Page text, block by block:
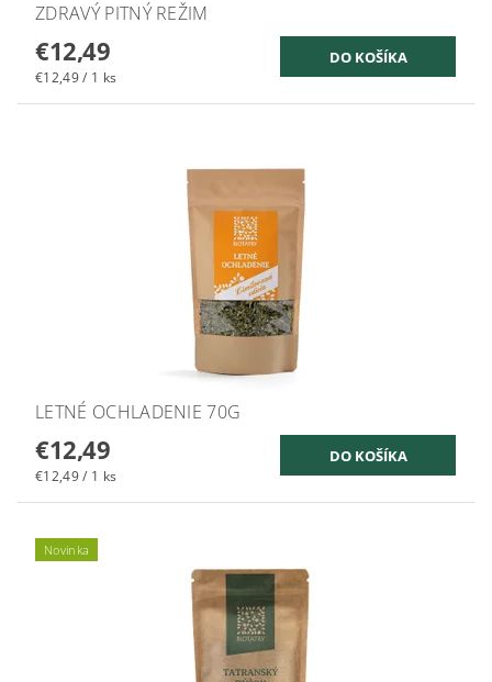
ZDRAVÝ PITNÝ REŽIM
€12,49
€12,49 / 1 ks
LETNÉ OCHLADENIE 70G
€12,49
€12,49 / 1 ks
Novinka